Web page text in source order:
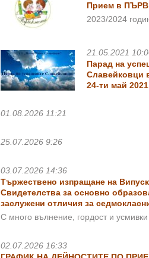
Прием в
2023/2024
21.05.2021
Парад на
Славейковци
24-ти май 2021
01.08.2026 11:21
25.07.2026 9:26
03.07.2026 14:36
Тържествено изпращане на
Свидетелства за основно
заслужени отличия за
С много вълнение, гордост и
02.07.2026 16:33